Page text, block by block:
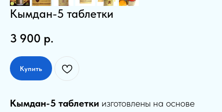
Кымдан-5 таблетки
3 900 р.
Купить
Кымдан-5 таблетки изготовлены на основе